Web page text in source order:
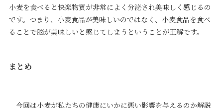
小麦を食べると快楽物質が非常によく分泌され美味しく感じるの
です。つまり、小麦食品が美味しいのではなく、小麦食品を食べ
ることで脳が美味しいと感じてしまうということが正解です。
まとめ
今回は小麦が私たちの健康にいかに悪い影響を与えるのか解説